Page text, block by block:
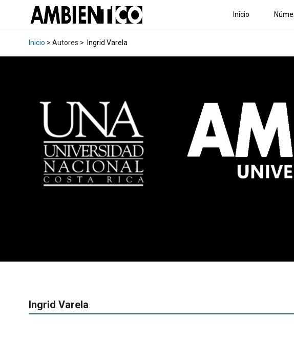
Inicio
Inicio > Autores > Ingrid Varela
Ingrid Varela